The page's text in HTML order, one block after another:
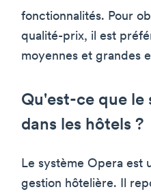
fonctionnalités. Pour
qualité-prix, il est
moyennes et grandes
Qu'est-ce que le
dans les hôtels ?
Le système Opera est
gestion hôtelière. Il